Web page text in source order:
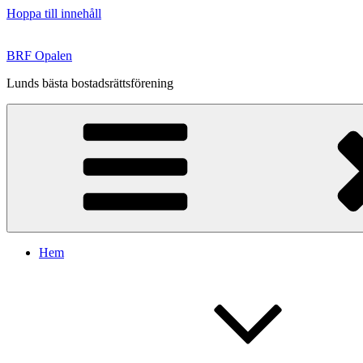
Hoppa till innehåll
BRF Opalen
Lunds bästa bostadsrättsförening
Hem